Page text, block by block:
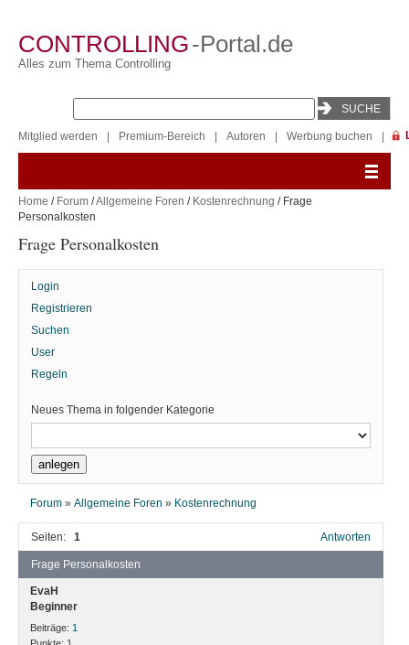
CONTROLLING-Portal.de
Alles zum Thema Controlling
Mitglied werden Premium-Bereich Autoren Werbung buchen
Home / Forum /Allgemeine Foren / Kostenrechnung / Frage
Personalkosten
Frage Personalkosten
Login
Registrieren
Suchen
User
Regeln
Neues Thema in folgender Kategorie
Forum »Allgemeine Foren » Kostenrechnung
Seiten: 1 Antworten
Frage Personalkosten
EvaH
Beginner
Beiträge: 1